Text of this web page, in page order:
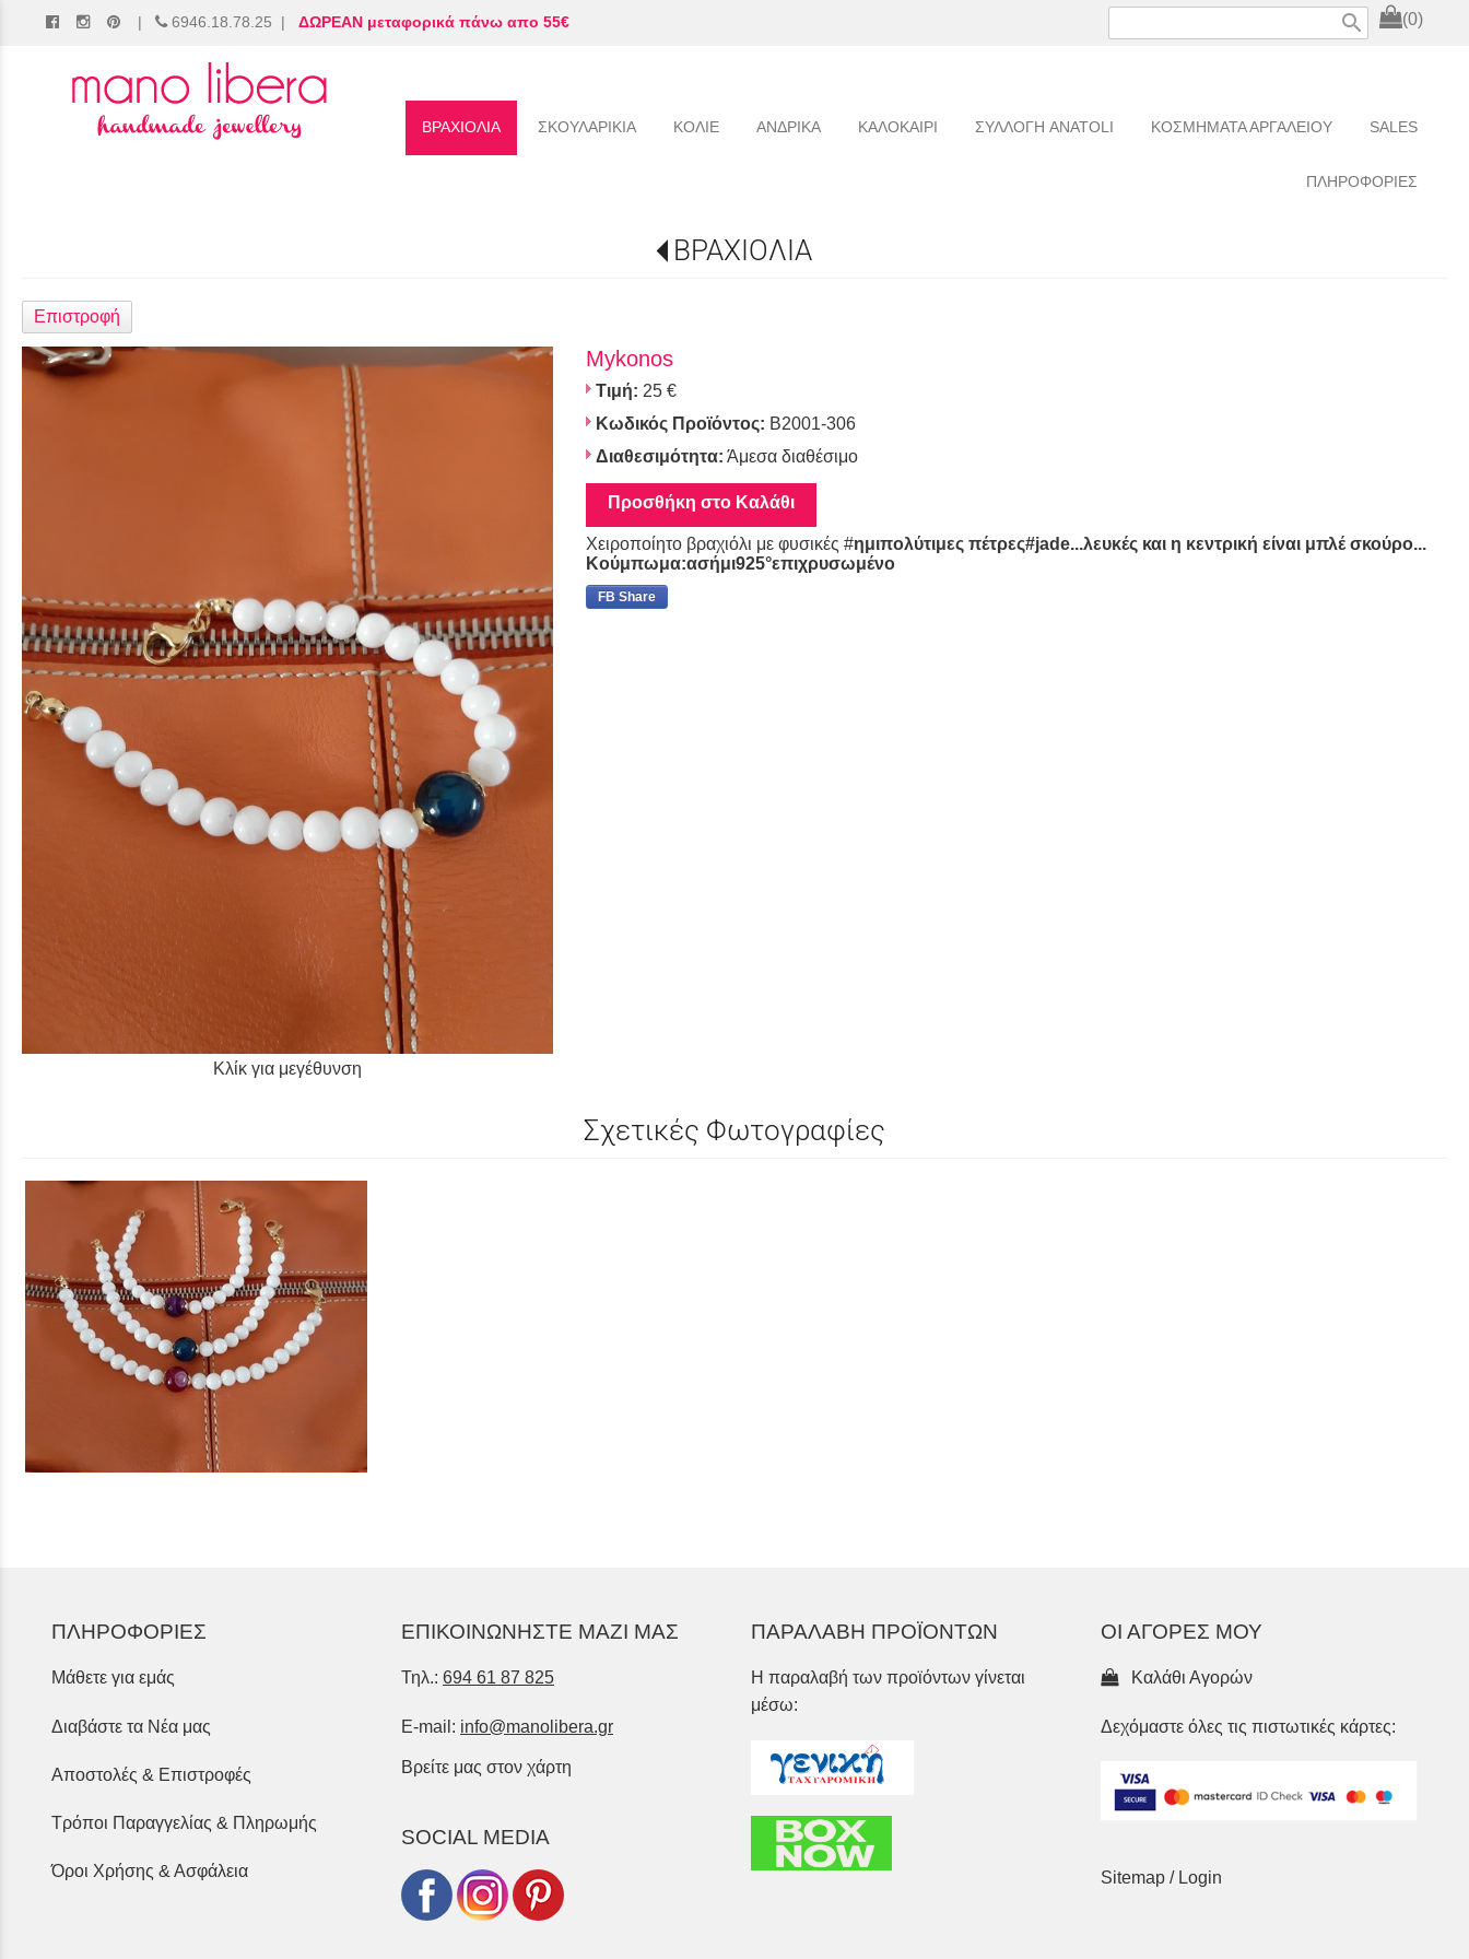
| 6946.18.78.25 | ΔΩΡΕΑΝ μεταφορικά πάνω απο 55€ (0)
search
ΒΡΑΧΙΟΛΙΑ ΣΚΟΥΛΑΡΙΚΙΑ ΚΟΛΙΕ ΑΝΔΡΙΚΑ ΚΑΛΟΚΑΙΡΙ ΣΥΛΛΟΓΗ ANATOLI ΚΟΣΜΗΜΑΤΑ ΑΡΓΑΛΕΙΟΥ SALES
ΠΛΗΡΟΦΟΡΙΕΣ
ΒΡΑΧΙΟΛΙΑ
Επιστροφή
Κλίκ για μεγέθυνση
Mykonos
Τιμή: 25 €
Κωδικός Προϊόντος: B2001-306
Διαθεσιμότητα: Άμεσα διαθέσιμο
Προσθήκη στο Καλάθι
Χειροποίητο βραχιόλι με φυσικές #ημιπολύτιμες πέτρες#jade...λευκές και η κεντρική είναι μπλέ σκούρο...
Κούμπωμα:ασήμι925°επιχρυσωμένο
FB Share
Σχετικές Φωτογραφίες
ΠΛΗΡΟΦΟΡΙΕΣ
Μάθετε για εμάς
Διαβάστε τα Νέα μας
Αποστολές & Επιστροφές
Τρόποι Παραγγελίας & Πληρωμής
Όροι Χρήσης & Ασφάλεια
ΕΠΙΚΟΙΝΩΝΗΣΤΕ ΜΑΖΙ ΜΑΣ
Τηλ.: 694 61 87 825
E-mail: info@manolibera.gr
Βρείτε μας στον χάρτη
SOCIAL MEDIA
ΠΑΡΑΛΑΒΗ ΠΡΟΪΟΝΤΩΝ
Η παραλαβή των προϊόντων γίνεται
μέσω:
ΟΙ ΑΓΟΡΕΣ ΜΟΥ
Καλάθι Αγορών
Δεχόμαστε όλες τις πιστωτικές κάρτες:
Sitemap / Login